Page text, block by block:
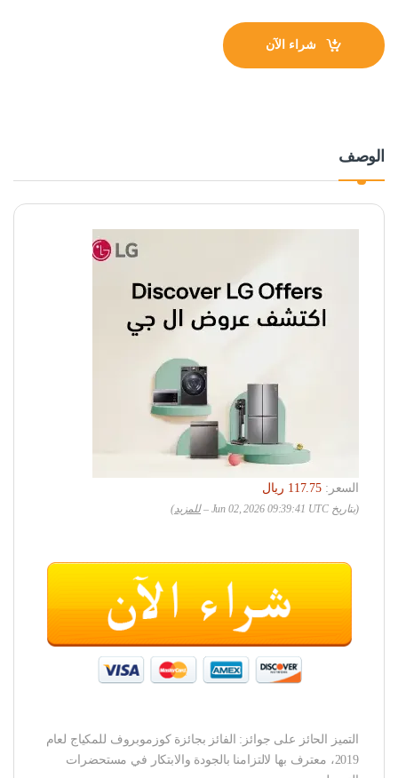
شراء الآن
الوصف
السعر:
‏117.75 ريال
(بتاريخ Jun 02, 2026 09:39:41 UTC – للمزيد)
التميز الحائز على جوائز: الفائز بجائزة كوزموبروف للمكياج لعام
2019، معترف بها لالتزامنا بالجودة والابتكار في مستحضرات